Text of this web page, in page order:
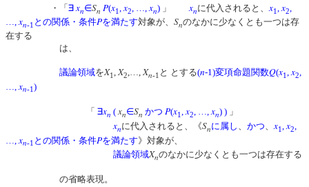
・「 ∃ xn∈Sn P(x1 x2 xn) 」 xnに代入されると、 x1 x2
…,xn-1 との関係・条件Pを満たす対象が、 Snのなかに少なくとも一つは存
在する
は、
議論領域をX1, X2,…, Xn-1 と とする(n-1)変項命題関数Q(x1,x2,
xn-1 )
「 ∃xn (xn∈Sn かつ P(x1,x2, …,xn) ) 」
xnに代入されると、《Snに属し 、 かつ、x1,x2,
xn-1 との関係・条件Pを満たす》対象が、
議論領域Xnのなかに少なくとも一つは存在する
の省略表現。